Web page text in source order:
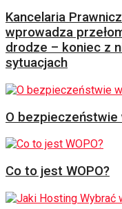
Kancelaria
wprowadza
drodze – koniec z
sytuacjach
O
Co to jest WOPO?